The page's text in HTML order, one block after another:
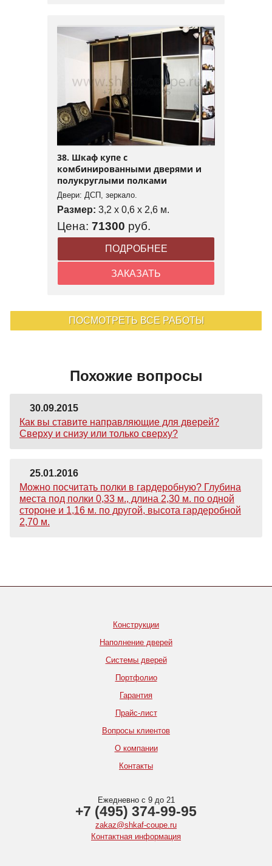
38. Шкаф купе с
комбинированными дверями и
полукруглыми полками
Двери: ДСП, зеркало.
Размер: 3,2 x 0,6 x 2,6 м.
Цена: 71300 руб.
ПОДРОБНЕЕ
ЗАКАЗАТЬ
ПОСМОТРЕТЬ ВСЕ РАБОТЫ
Похожие вопросы
30.09.2015
Как вы ставите направляющие для дверей?
Сверху и снизу или только сверху?
25.01.2016
Можно посчитать полки в гардеробную? Глубина
места под полки 0,33 м., длина 2,30 м. по одной
стороне и 1,16 м. по другой, высота гардеробной
2,70 м.
Конструкции
Наполнение дверей
Системы дверей
Портфолио
Гарантия
Прайс-лист
Вопросы клиентов
О компании
Контакты
Ежедневно с 9 до 21
+7 (495) 374-99-95
zakaz@shkaf-coupe.ru
Контактная информация